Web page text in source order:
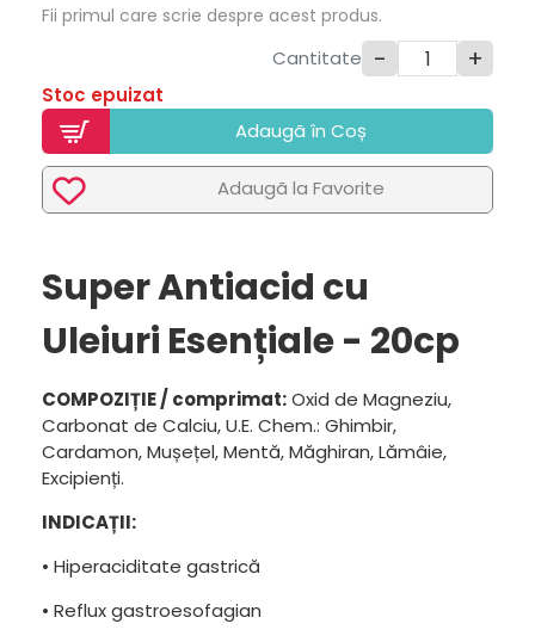
Fii primul care scrie despre acest produs.
Cantitate - +
Stoc epuizat
Adaugã în Coș
Adaugã la Favorite
Super Antiacid cu
Uleiuri Esențiale - 20cp
COMPOZIȚIE / comprimat:Oxid de Magneziu,
Carbonat de Calciu, U.E. Chem.: Ghimbir,
Cardamon, Mușețel, Mentă, Măghiran, Lămâie,
Excipienți.
INDICAȚII:
• Hiperaciditate gastrică
• Reflux gastroesofagian